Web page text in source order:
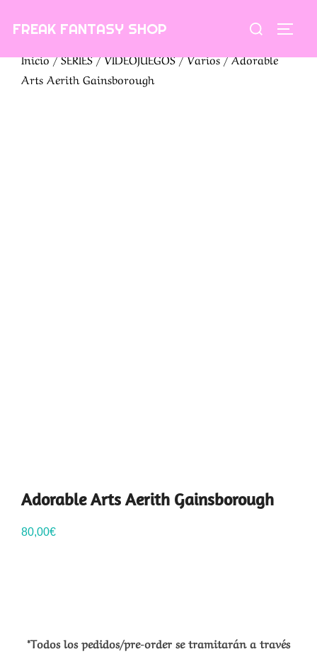
FREAK FANTASY SHOP Buscar:
Inicio/SERIES/VIDEOJUEGOS/Varios/ Adorable
Arts Aerith Gainsborough
Adorable Arts Aerith Gainsborough
80,00€
*Todos los pedidos/pre-order se tramitarán a través